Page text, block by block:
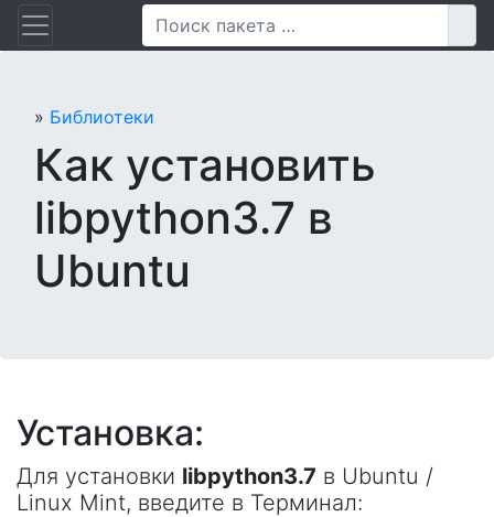
Перейти
» Библиотеки
Как установить
libpython3.7 в
Ubuntu
Установка:
Для установки libpython3.7 в Ubuntu /
Linux Mint, введите в Терминал: